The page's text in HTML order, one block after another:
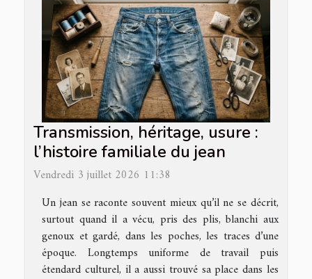
Transmission, héritage, usure :
l’histoire familiale du jean
Vendredi 3 juillet 2026 11:38
Un jean se raconte souvent mieux qu’il ne se décrit,
surtout quand il a vécu, pris des plis, blanchi aux
genoux et gardé, dans les poches, les traces d’une
époque. Longtemps uniforme de travail puis
étendard culturel, il a aussi trouvé sa place dans les